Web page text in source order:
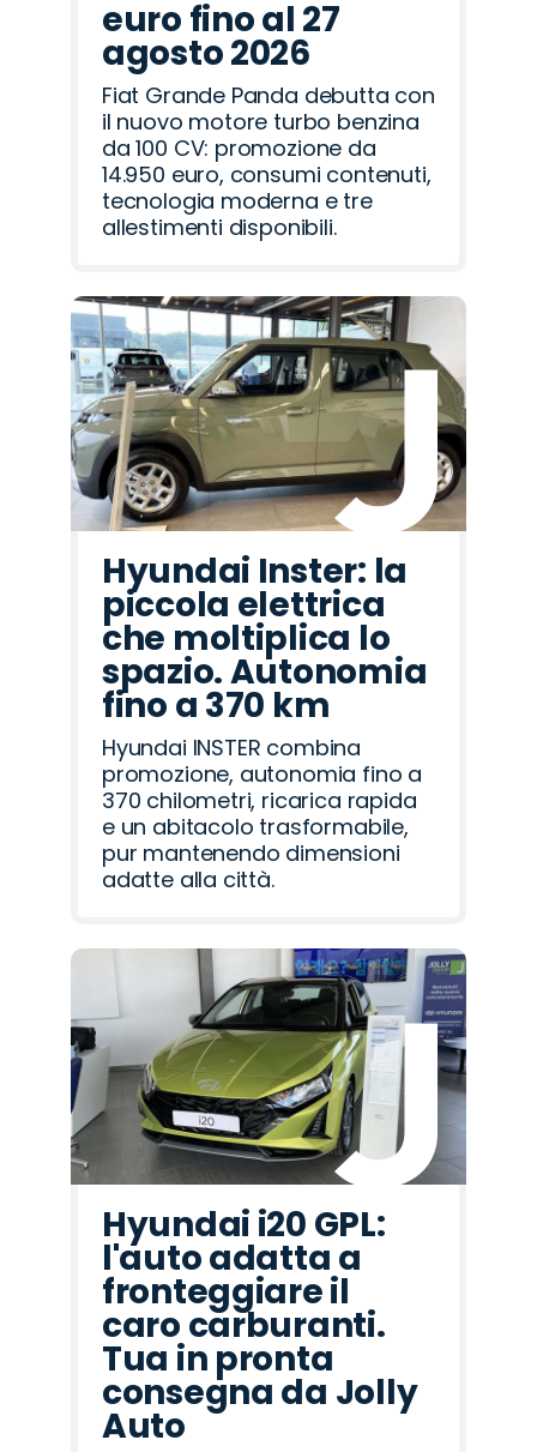
euro fino al 27
agosto 2026
Fiat Grande Panda debutta con
il nuovo motore turbo benzina
da 100 CV: promozione da
14.950 euro, consumi contenuti,
tecnologia moderna e tre
allestimenti disponibili.
Hyundai Inster: la
piccola elettrica
che moltiplica lo
spazio. Autonomia
fino a 370 km
Hyundai INSTER combina
promozione, autonomia fino a
370 chilometri, ricarica rapida
e un abitacolo trasformabile,
pur mantenendo dimensioni
adatte alla città.
Hyundai i20 GPL:
l'auto adatta a
fronteggiare il
caro carburanti.
Tua in pronta
consegna da Jolly
Auto